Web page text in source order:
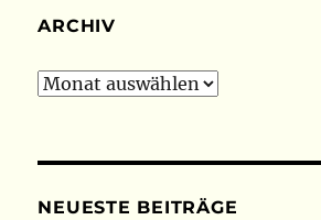
ARCHIV
Archiv
NEUESTE BEITRÄGE